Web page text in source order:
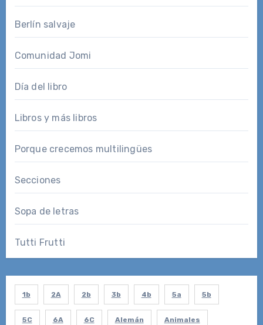
Berlín salvaje
Comunidad Jomi
Día del libro
Libros y más libros
Porque crecemos multilingües
Secciones
Sopa de letras
Tutti Frutti
1b 2A 2b 3b 4b 5a 5b
5C 6A 6C Alemán Animales